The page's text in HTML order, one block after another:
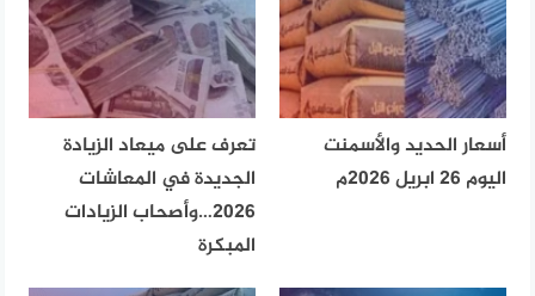
أسعار الحديد والأسمنت
اليوم 26 ابريل 2026م
تعرف على ميعاد الزيادة
الجديدة في المعاشات
2026…وأصحاب الزيادات
المبكرة